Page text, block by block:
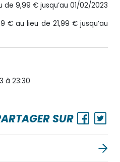
9,99 € jusqu’au 01/02/2023
€ au lieu de 21,99 € jusqu’au
à 23:30
SUR